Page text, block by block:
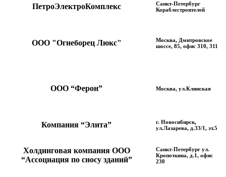
ПетроЭлектроКомплекс
Санкт-Петербург
Кораблестроителей
ООО "Огнеборец Люкс"
Москва, Дмитровское
шоссе, 85, офис 310, 311
ООО “Ферон” Москва, ул.Клинская
Компания “Элита”
г. Новосибирск,
ул.Лазарева, д.33/1, эт.5
Холдинговая компания ООО
“Ассоциация по сносу зданий”
Санкт-Петербург ул.
Кропоткина, д.1, офис
230